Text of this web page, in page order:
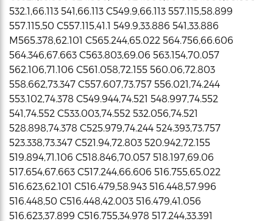
532.1,66.113 541,66.113 C549.9,66.113 557.115,58.899
557.115,50 C557.115,41.1 549.9,33.886 541,33.886
M565.378,62.101 C565.244,65.022 564.756,66.606
564.346,67.663 C563.803,69.06 563.154,70.057
562.106,71.106 C561.058,72.155 560.06,72.803
558.662,73.347 C557.607,73.757 556.021,74.244
553.102,74.378 C549.944,74.521 548.997,74.552
541,74.552 C533.003,74.552 532.056,74.521
528.898,74.378 C525.979,74.244 524.393,73.757
523.338,73.347 C521.94,72.803 520.942,72.155
519.894,71.106 C518.846,70.057 518.197,69.06
517.654,67.663 C517.244,66.606 516.755,65.022
516.623,62.101 C516.479,58.943 516.448,57.996
516.448,50 C516.448,42.003 516.479,41.056
516.623,37.899 C516.755,34.978 517.244,33.391